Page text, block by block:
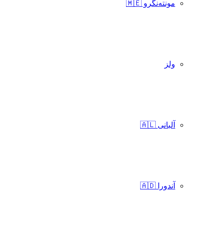
مونته‌نگرو 🇲🇪
ولز
آلبانی 🇦🇱
آندورا 🇦🇩